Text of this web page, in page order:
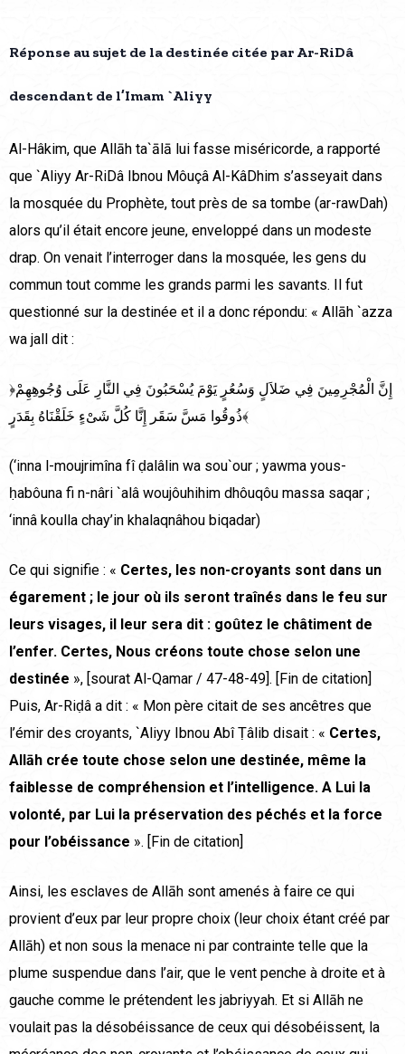
Réponse au sujet de la destinée citée par Ar-RiDâ
descendant de l’Imam `Aliyy
Al-Hâkim, que Allāh ta`ālā lui fasse miséricorde, a rapporté
que `Aliyy Ar-RiDâ Ibnou Môuçâ Al-KâDhim s’asseyait dans
la mosquée du Prophète, tout près de sa tombe (ar-rawDah)
alors qu’il était encore jeune, enveloppé dans un modeste
drap. On venait l’interroger dans la mosquée, les gens du
commun tout comme les grands parmi les savants. Il fut
questionné sur la destinée et il a donc répondu: « Allāh `azza
wa jall dit :
﴿إِنَّ الْمُجْرِمِينَ فِي ضَلاَلٍ وَسُعُرٍ يَوْمَ يُسْحَبُونَ فِي النَّارِ عَلَى وُجُوهِهِمْ
ذُوقُوا مَسَّ سَقَر إِنَّا كُلَّ شَىْءٍ خَلَقْنَاهُ بِقَدَرٍ﴾
(‘inna l-moujrimîna fî ḍalâlin wa sou`our ; yawma yous-
ḥabôuna fi n-nâri `alâ woujôuhihim dhôuqôu massa saqar ;
‘innâ koulla chay’in khalaqnâhou biqadar)
Ce qui signifie : « Certes, les non-croyants sont dans un
égarement ; le jour où ils seront traînés dans le feu sur
leurs visages, il leur sera dit : goûtez le châtiment de
l’enfer. Certes, Nous créons toute chose selon une
destinée », [sourat Al-Qamar / 47-48-49]. [Fin de citation]
Puis, Ar-Riḍâ a dit : « Mon père citait de ses ancêtres que
l’émir des croyants, `Aliyy Ibnou Abî Ṭâlib disait : « Certes,
Allāh crée toute chose selon une destinée, même la
faiblesse de compréhension et l’intelligence. A Lui la
volonté, par Lui la préservation des péchés et la force
pour l’obéissance ». [Fin de citation]
Ainsi, les esclaves de Allāh sont amenés à faire ce qui
provient d’eux par leur propre choix (leur choix étant créé par
Allāh) et non sous la menace ni par contrainte telle que la
plume suspendue dans l’air, que le vent penche à droite et à
gauche comme le prétendent les jabriyyah. Et si Allāh ne
voulait pas la désobéissance de ceux qui désobéissent, la